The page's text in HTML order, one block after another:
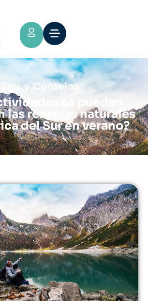
Tips y Consejos
se pueden
las reservas naturales
del Sur en verano?